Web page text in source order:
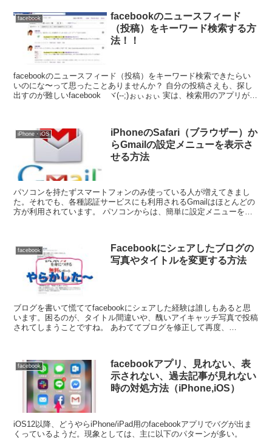
facebook
facebookのニュースフィード
（投稿）をキーワード検索する方
法！！
facebookのニュースフィード（投稿）をキーワード検索できたらい
いのにな〜って思ったことありませんか？ 自分の投稿さえも、探し
出すのが難しいfacebook ヾ(--;)ぉぃぉぃ 実は、検索用のアプリがあ
iPhone・iOS
iPhoneのSafari（ブラウザー）か
らGmailの設定メニューを表示さ
せる方法
パソコンを持たずスマートフォンのみ使っている人が増えてきまし
た。それでも、各種認証サービスにも利用されるGmailはほとんどの
方が利用されています。 パソコンからは、簡単に設定メニューを操
facebook
Facebookにシェアしたブログの
写真やタイトルを変更する方法
ブログを書いて慌ててfacebookにシェアした経験は誰しもあると思
います。困るのが、タイトル間違いや、醜いアイキャッチ写真で投稿
されてしまうことですね。 あわててブログを修正して再度、
facebook
facebookアプリ、見れない、表
示されない、過去記事が見れない
時の対処方法（iPhone,iOS）
iOS12以降、どうやらiPhone/iPad用のfacebookアプリでバグが出ま
くっているようだ。現象としては、主に以下のパターンが多い。